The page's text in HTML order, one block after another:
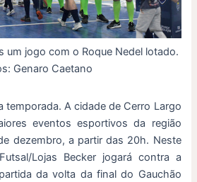
um jogo com o Roque Nedel lotado.
Genaro Caetano
temporada. A cidade de Cerro Largo
eventos esportivos da região
dezembro, a partir das 20h. Neste
Lojas Becker jogará contra a
da volta da final do Gauchão